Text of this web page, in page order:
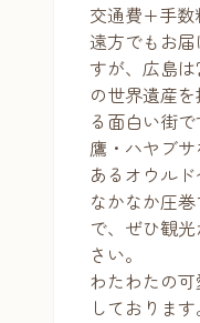
交通費+手数
遠方でもお
すが、広島
の世界遺産
る面白い街
鷹・ハヤブ
あるオウル
なかなか圧
で、ぜひ観
さい。
わたわたの
しております